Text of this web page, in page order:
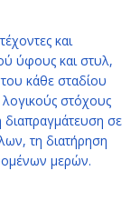
και
ύφους και στυλ,
κάθε σταδίου
στόχους
σε
τη διατήρηση
μερών.